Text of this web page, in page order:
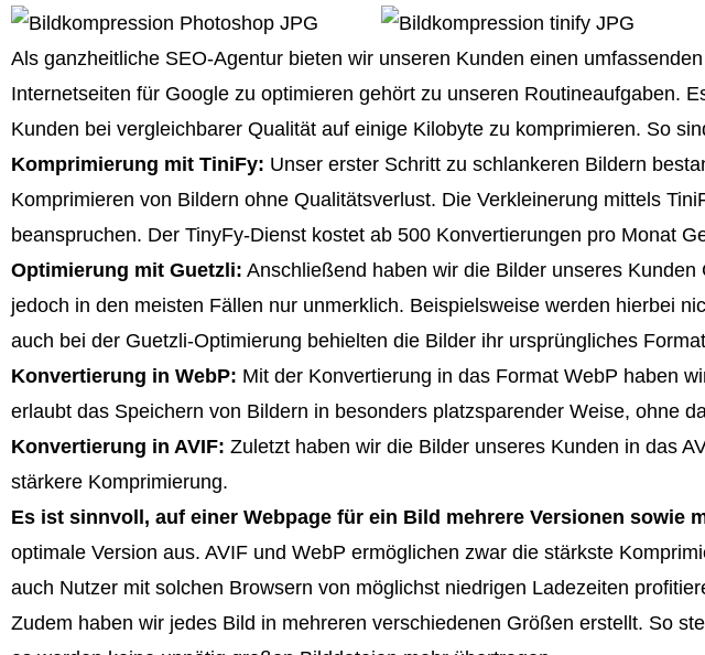
Als ganzheitliche SEO-Agentur bieten wir unseren Kunden einen
Internetseiten für Google zu optimieren gehört zu unseren Routineaufgaben.
Kunden bei vergleichbarer Qualität auf einige Kilobyte zu komprimieren. So
Komprimierung mit TiniFy: Unser erster Schritt zu schlankeren Bildern
Komprimieren von Bildern ohne Qualitätsverlust. Die Verkleinerung mittels
beanspruchen. Der TinyFy-Dienst kostet ab 500 Konvertierungen pro Monat
Optimierung mit Guetzli: Anschließend haben wir die Bilder unseres
jedoch in den meisten Fällen nur unmerklich. Beispielsweise werden hierbei
auch bei der Guetzli-Optimierung behielten die Bilder ihr ursprüngliches
Konvertierung in WebP: Mit der Konvertierung in das Format WebP haben
erlaubt das Speichern von Bildern in besonders platzsparender Weise, ohne
Konvertierung in AVIF: Zuletzt haben wir die Bilder unseres Kunden in das
stärkere Komprimierung.
Es ist sinnvoll, auf einer Webpage für ein Bild mehrere Versionen sowie
optimale Version aus. AVIF und WebP ermöglichen zwar die stärkste
auch Nutzer mit solchen Browsern von möglichst niedrigen Ladezeiten
Zudem haben wir jedes Bild in mehreren verschiedenen Größen erstellt. So